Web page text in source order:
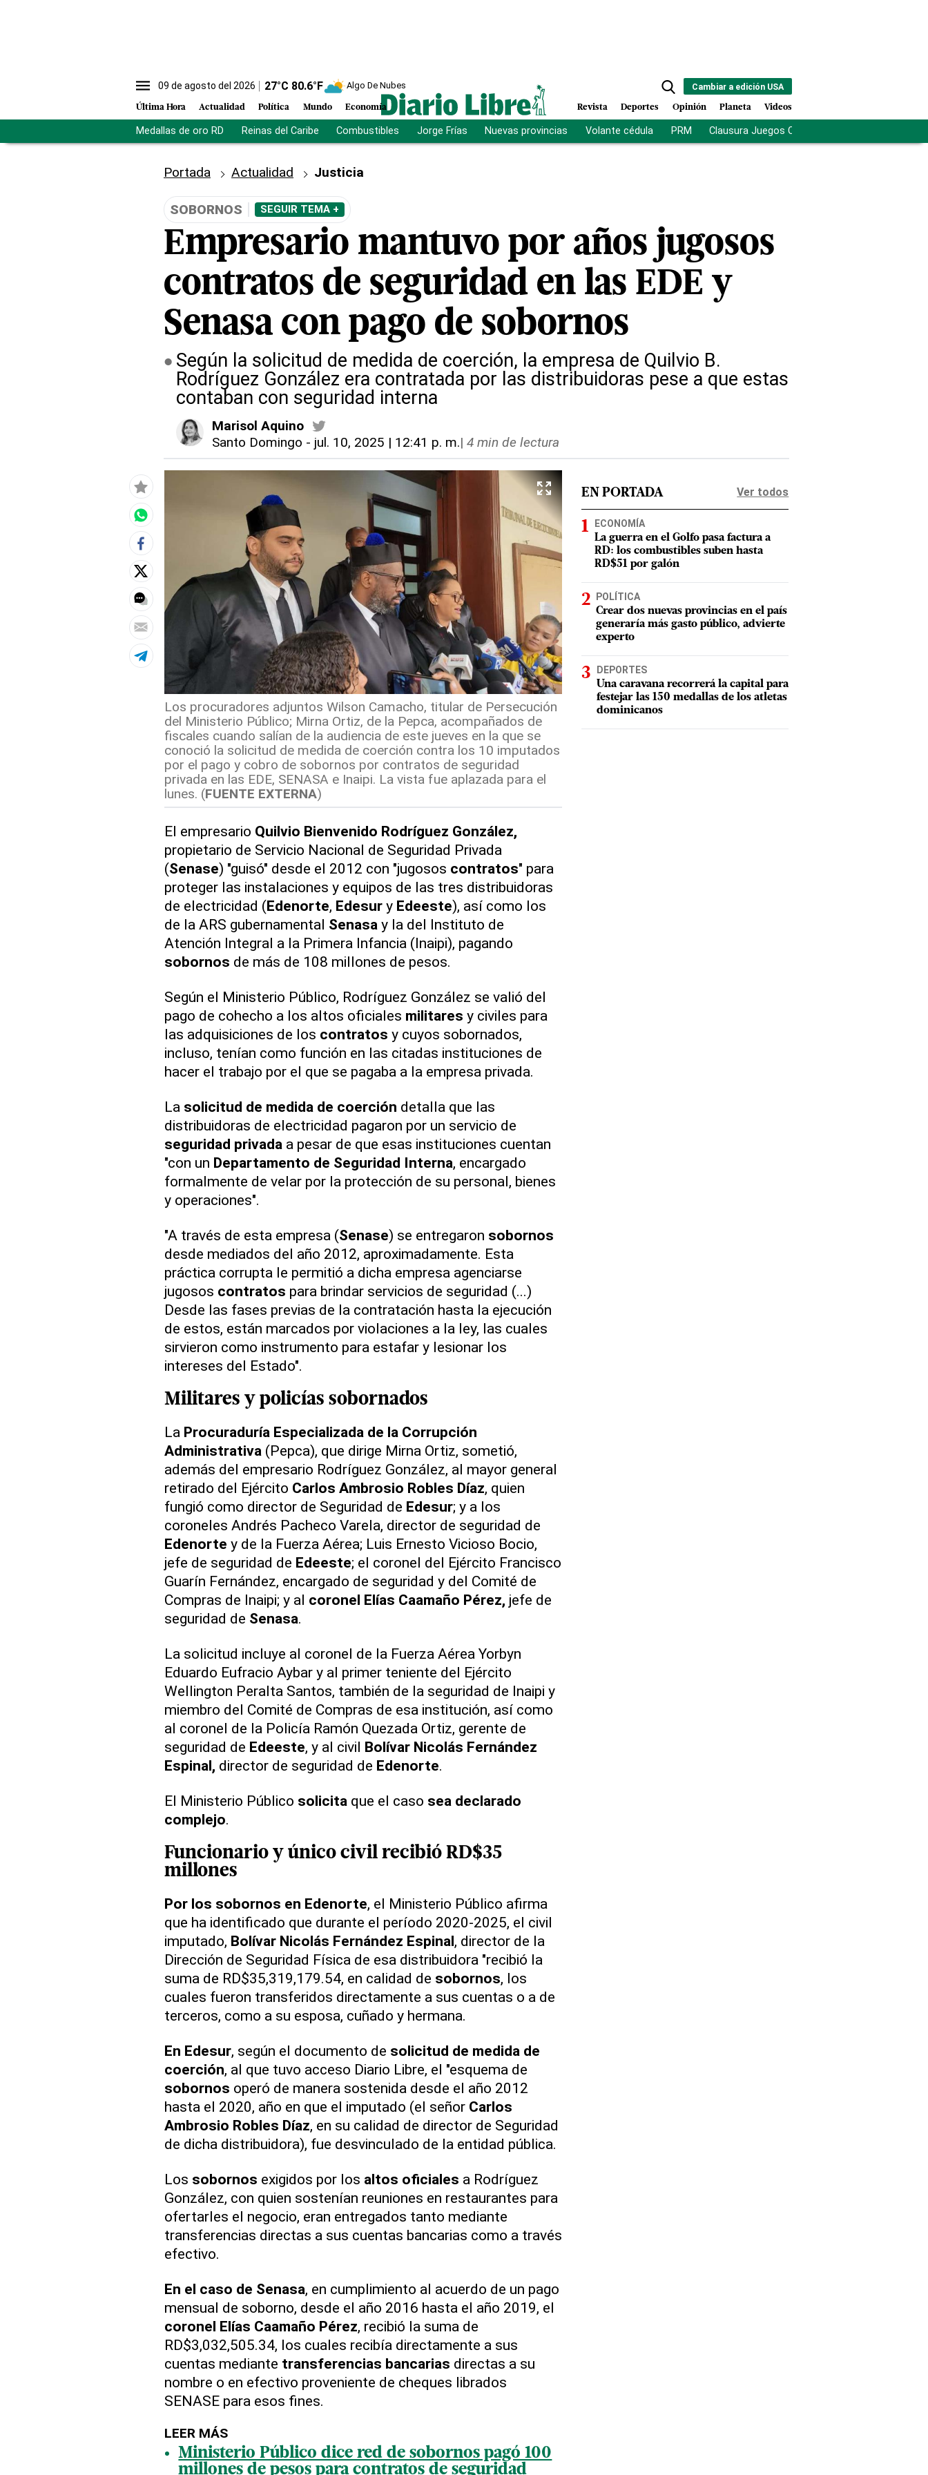
09 de agosto del 2026 27°C 80.6°F Algo De Nubes
Última Hora Actualidad Política Mundo Economía
Cambiar a edición USA
Revista Deportes Opinión Planeta Videos
Medallas de oro RD Reinas del Caribe Combustibles Jorge Frías Nuevas provincias Volante cédula PRM Clausura Juegos Centroamericanos
Portada Actualidad Justicia
SOBORNOS SEGUIR TEMA +
Empresario mantuvo por años jugosos
contratos de seguridad en las EDE y
Senasa con pago de sobornos
Según la solicitud de medida de coerción, la empresa de Quilvio B.
Rodríguez González era contratada por las distribuidoras pese a que estas
contaban con seguridad interna
Marisol Aquino
Santo Domingo - jul. 10, 2025 | 12:41 p. m.| 4 min de lectura
Los procuradores adjuntos Wilson Camacho, titular de Persecución
del Ministerio Público; Mirna Ortiz, de la Pepca, acompañados de
fiscales cuando salían de la audiencia de este jueves en la que se
conoció la solicitud de medida de coerción contra los 10 imputados
por el pago y cobro de sobornos por contratos de seguridad
privada en las EDE, SENASA e Inaipi. La vista fue aplazada para el
lunes. (FUENTE EXTERNA)
El empresario Quilvio Bienvenido Rodríguez González,
propietario de Servicio Nacional de Seguridad Privada
(Senase) "guisó" desde el 2012 con "jugosos contratos" para
proteger las instalaciones y equipos de las tres distribuidoras
de electricidad (Edenorte, Edesury Edeeste), así como los
de la ARS gubernamental Senasa y la del Instituto de
Atención Integral a la Primera Infancia (Inaipi), pagando
sobornos de más de 108 millones de pesos.
Según el Ministerio Público, Rodríguez González se valió del
pago de cohecho a los altos oficiales militares y civiles para
las adquisiciones de los contratos y cuyos sobornados,
incluso, tenían como función en las citadas instituciones de
hacer el trabajo por el que se pagaba a la empresa privada.
La solicitud de medida de coerción detalla que las
distribuidoras de electricidad pagaron por un servicio de
seguridad privada a pesar de que esas instituciones cuentan
"con un Departamento de Seguridad Interna, encargado
formalmente de velar por la protección de su personal, bienes
y operaciones".
"A través de esta empresa (Senase) se entregaron sobornos
desde mediados del año 2012, aproximadamente. Esta
práctica corrupta le permitió a dicha empresa agenciarse
jugosos contratos para brindar servicios de seguridad (...)
Desde las fases previas de la contratación hasta la ejecución
de estos, están marcados por violaciones a la ley, las cuales
sirvieron como instrumento para estafar y lesionar los
intereses del Estado".
Militares y policías sobornados
La Procuraduría Especializada de la Corrupción
Administrativa (Pepca), que dirige Mirna Ortiz, sometió,
además del empresario Rodríguez González, al mayor general
retirado del Ejército Carlos Ambrosio Robles Díaz, quien
fungió como director de Seguridad de Edesur; y a los
coroneles Andrés Pacheco Varela, director de seguridad de
Edenorte y de la Fuerza Aérea; Luis Ernesto Vicioso Bocio,
jefe de seguridad de Edeeste; el coronel del Ejército Francisco
Guarín Fernández, encargado de seguridad y del Comité de
Compras de Inaipi; y al coronel Elías Caamaño Pérez, jefe de
seguridad de Senasa.
La solicitud incluye al coronel de la Fuerza Aérea Yorbyn
Eduardo Eufracio Aybar y al primer teniente del Ejército
Wellington Peralta Santos, también de la seguridad de Inaipi y
miembro del Comité de Compras de esa institución, así como
al coronel de la Policía Ramón Quezada Ortiz, gerente de
seguridad de Edeeste, y al civil Bolívar Nicolás Fernández
Espinal, director de seguridad de Edenorte.
El Ministerio Público solicita que el caso sea declarado
complejo.
Funcionario y único civil recibió RD$35
millones
Por los sobornos en Edenorte, el Ministerio Público afirma
que ha identificado que durante el período 2020-2025, el civil
imputado, Bolívar Nicolás Fernández Espinal, director de la
Dirección de Seguridad Física de esa distribuidora "recibió la
suma de RD$35,319,179.54, en calidad de sobornos, los
cuales fueron transferidos directamente a sus cuentas o a de
terceros, como a su esposa, cuñado y hermana.
En Edesur, según el documento de solicitud de medida de
coerción, al que tuvo acceso Diario Libre, el "esquema de
sobornos operó de manera sostenida desde el año 2012
hasta el 2020, año en que el imputado (el señor Carlos
Ambrosio Robles Díaz, en su calidad de director de Seguridad
de dicha distribuidora), fue desvinculado de la entidad pública.
Los sobornos exigidos por los altos oficiales a Rodríguez
González, con quien sostenían reuniones en restaurantes para
ofertarles el negocio, eran entregados tanto mediante
transferencias directas a sus cuentas bancarias como a través
efectivo.
En el caso de Senasa, en cumplimiento al acuerdo de un pago
mensual de soborno, desde el año 2016 hasta el año 2019, el
coronel Elías Caamaño Pérez, recibió la suma de
RD$3,032,505.34, los cuales recibía directamente a sus
cuentas mediante transferencias bancarias directas a su
nombre o en efectivo proveniente de cheques librados
SENASE para esos fines.
LEER MÁS
Ministerio Público dice red de sobornos pagó 100
millones de pesos para contratos de seguridad
EN PORTADA Ver todos
ECONOMÍA
La guerra en el Golfo pasa factura a
RD: los combustibles suben hasta
RD$51 por galón
POLÍTICA
Crear dos nuevas provincias en el país
generaría más gasto público, advierte
experto
DEPORTES
Una caravana recorrerá la capital para
festejar las 150 medallas de los atletas
dominicanos